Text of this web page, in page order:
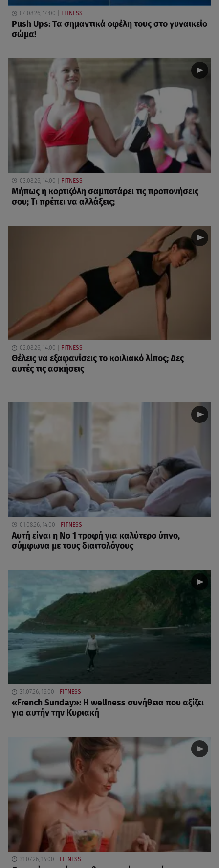
04.08.26, 14:00 FITNESS
Push Ups: Τα σημαντικά οφέλη τους στο γυναικείο
σώμα!
03.08.26, 14:00 FITNESS
Μήπως η κορτιζόλη σαμποτάρει τις προπονήσεις
σου; Τι πρέπει να αλλάξεις;
02.08.26, 14:00 FITNESS
Θέλεις να εξαφανίσεις το κοιλιακό λίπος; Δες
αυτές τις ασκήσεις
01.08.26, 14:00 FITNESS
Αυτή είναι η Νο 1 τροφή για καλύτερο ύπνο,
σύμφωνα με τους διαιτολόγους
31.07.26, 16:00 FITNESS
«French Sunday»: Η wellness συνήθεια που αξίζει
για αυτήν την Κυριακή
31.07.26, 14:00 FITNESS